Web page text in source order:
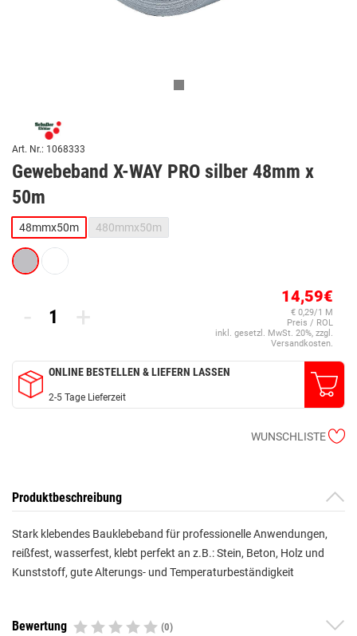
Art. Nr.: 1068333
Gewebeband X-WAY PRO silber 48mm x
50m
48mmx50m 480mmx50m
- +
14,59€
€ 0,29/1 M
Preis / ROL
inkl. gesetzl. MwSt. 20%, zzgl.
Versandkosten.
ONLINE BESTELLEN & LIEFERN LASSEN
2-5 Tage Lieferzeit
WUNSCHLISTE
Produktbeschreibung
Stark klebendes Bauklebeband für professionelle Anwendungen,
reißfest, wasserfest, klebt perfekt an z.B.: Stein, Beton, Holz und
Kunststoff, gute Alterungs- und Temperaturbeständigkeit
Bewertung (0)